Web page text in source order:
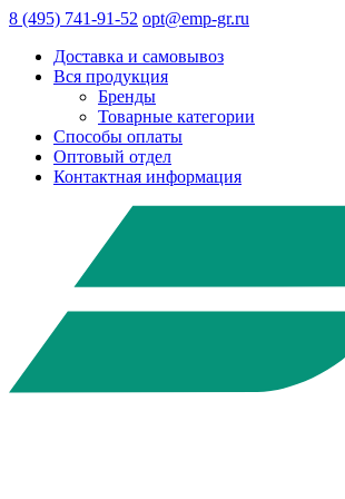
8 (495) 741-91-52 opt@emp-gr.ru
Доставка и самовывоз
Вся продукция
Бренды
Товарные категории
Способы оплаты
Оптовый отдел
Контактная информация